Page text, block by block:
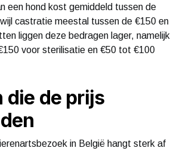
een hond kost gemiddeld tussen de
castratie meestal tussen de €150 en
liggen deze bedragen lager, namelijk
voor sterilisatie en €50 tot €100
die de prijs
in België hangt sterk af